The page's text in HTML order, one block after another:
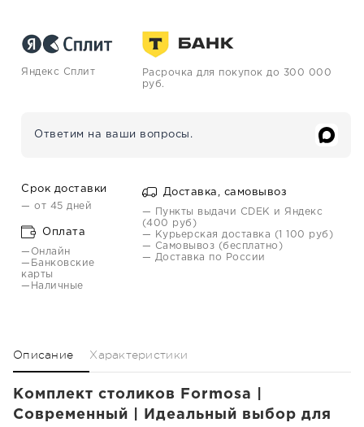
Яндекс Сплит
Расрочка для покупок до 300 000
руб.
Ответим на ваши вопросы.
Срок доставки
— от 45 дней
Оплата
—Онлайн
—Банковские
карты
—Наличные
Доставка, самовывоз
— Пункты выдачи CDEK и Яндекс
(400 руб)
— Курьерская доставка (1 100 руб)
— Самовывоз (бесплатно)
— Доставка по России
Описание Характеристики
Комплект столиков Formosa |
Современный | Идеальный выбор для